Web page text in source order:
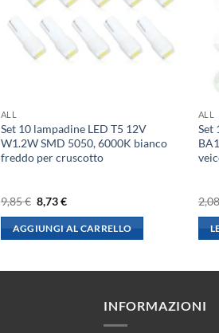
ALL
Set 10 lampadine LED T5 12V
W1.2W SMD 5050, 6000K bianco
freddo per cruscotto
9,85€ Il
prezzo
originale
era:
8,73€Il
attuale
è:
AGGIUNGI AL CARRELLO
ALL
Set
INFORMAZIONI